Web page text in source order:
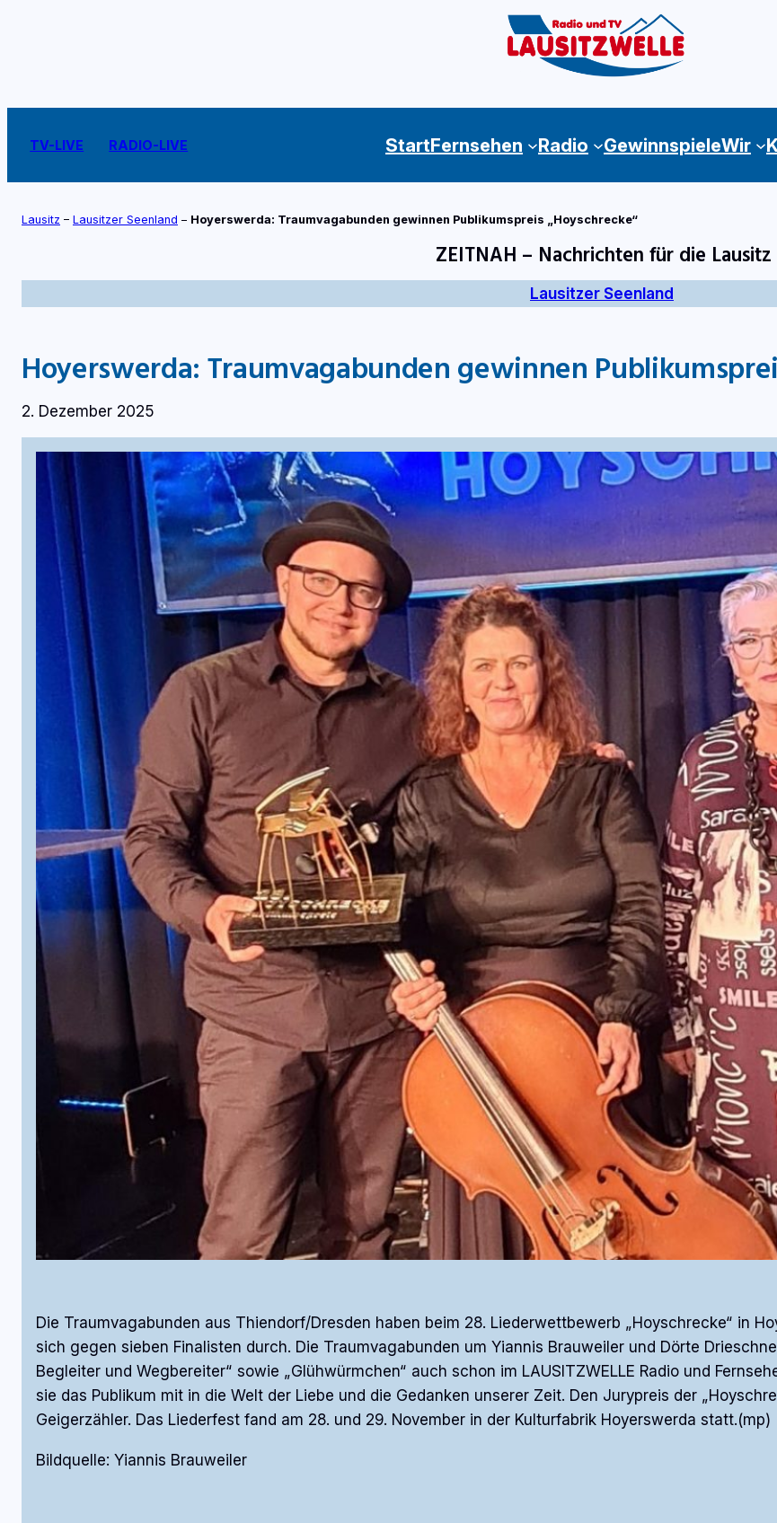
TV-LIVE RADIO-LIVE StartFernsehen Radio GewinnspieleWir
Lausitz – Lausitzer Seenland – Hoyerswerda: Traumvagabunden gewinnen Publikumspreis „Hoyschrecke“
ZEITNAH – Nachrichten für die Lausitz
Lausitzer Seenland
Hoyerswerda: Traumvagabunden gewinnen
2. Dezember 2025
Die Traumvagabunden aus Thiendorf/Dresden haben beim 28. Liederwettbewerb „Hoyschrecke“ in
sich gegen sieben Finalisten durch. Die Traumvagabunden um Yiannis Brauweiler und Dörte
Begleiter und Wegbereiter“ sowie „Glühwürmchen“ auch schon im LAUSITZWELLE Radio und
sie das Publikum mit in die Welt der Liebe und die Gedanken unserer Zeit. Den Jurypreis der
Geigerzähler. Das Liederfest fand am 28. und 29. November in der Kulturfabrik Hoyerswerda statt.(mp)
Bildquelle: Yiannis Brauweiler